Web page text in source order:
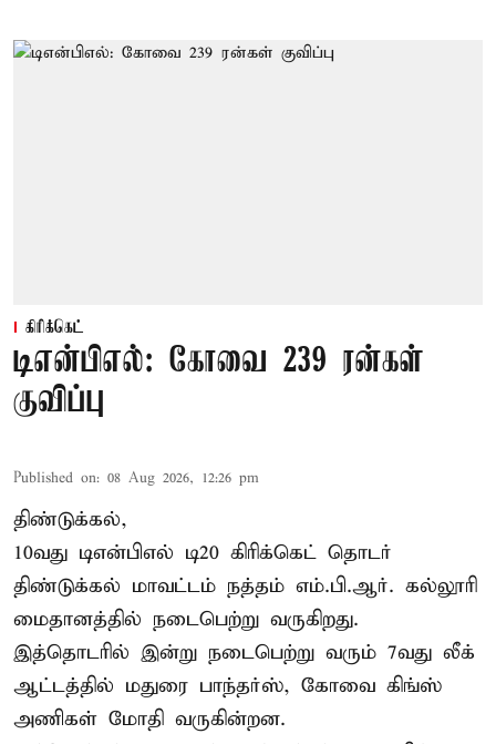
கிரிக்கெட்
டிஎன்பிஎல்: கோவை 239 ரன்கள்
குவிப்பு
Published on: 08 Aug 2026, 12:26 pm
திண்டுக்கல்,
10வது டிஎன்பிஎல் டி20 கிரிக்கெட் தொடர்
திண்டுக்கல் மாவட்டம் நத்தம் எம்.பி.ஆர். கல்லூரி
மைதானத்தில் நடைபெற்று வருகிறது.
இத்தொடரில் இன்று நடைபெற்று வரும் 7வது லீக்
ஆட்டத்தில் மதுரை பாந்தர்ஸ், கோவை கிங்ஸ்
அணிகள் மோதி வருகின்றன.